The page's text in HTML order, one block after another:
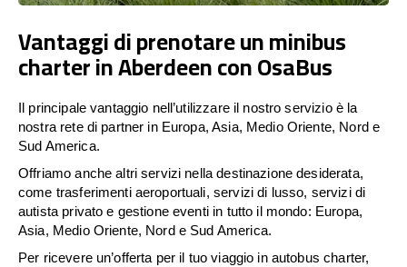
Vantaggi di prenotare un minibus
charter in Aberdeen con OsaBus
Il principale vantaggio nell’utilizzare il nostro servizio è la
nostra rete di partner in Europa, Asia, Medio Oriente, Nord e
Sud America.
Offriamo anche altri servizi nella destinazione desiderata,
come trasferimenti aeroportuali, servizi di lusso, servizi di
autista privato e gestione eventi in tutto il mondo: Europa,
Asia, Medio Oriente, Nord e Sud America.
Per ricevere un’offerta per il tuo viaggio in autobus charter,